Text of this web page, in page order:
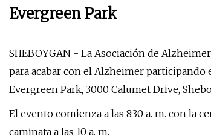
Evergreen Park
SHEBOYGAN - La Asociación de
para acabar con el Alzheimer participando
Evergreen Park, 3000 Calumet Drive,
El evento comienza a las 8:30 a. m. con la
caminata a las 10 a. m.